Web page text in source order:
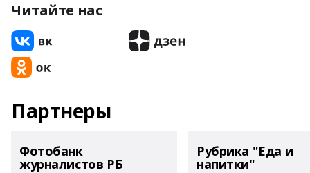
Читайте нас
Партнеры
Фотобанк
журналистов РБ
Рубрика "Еда и
напитки"